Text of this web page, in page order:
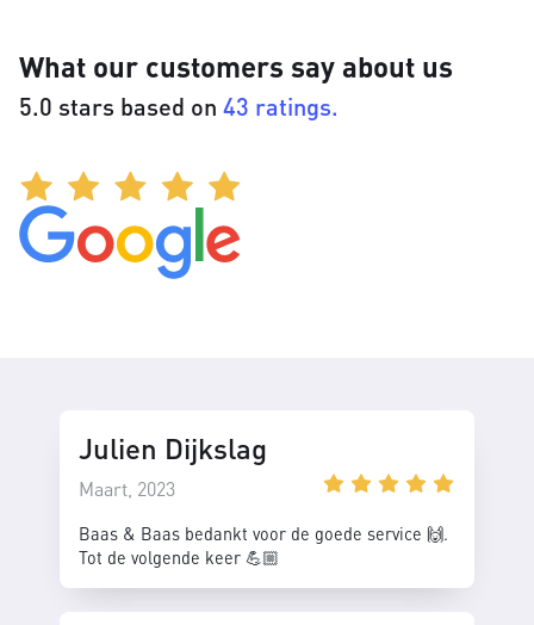
What our customers say about us
5.0 stars based on 43 ratings.
Julien Dijkslag
Maart, 2023
Baas & Baas bedankt voor de goede service 🙌.
Tot de volgende keer 💪🏼